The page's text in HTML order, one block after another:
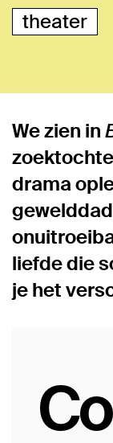
theater
We zien in
drama
liefde die
je het